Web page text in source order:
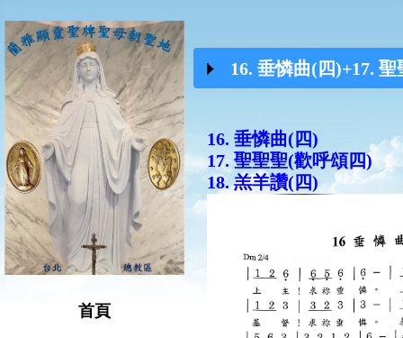
首頁
16. 垂憐曲(四)+17.
16. 垂憐曲(四)
17. 聖聖聖(歡呼頌四)
18. 羔羊讚(四)